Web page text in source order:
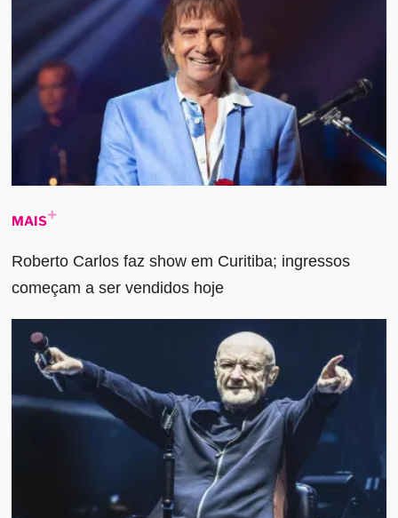
MAIS
Roberto Carlos faz show em Curitiba; ingressos
começam a ser vendidos hoje